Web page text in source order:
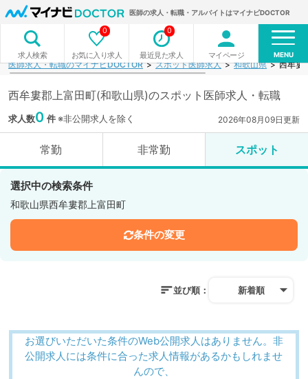
医師の求人・転職・アルバイトはマイナビDOCTOR
求人検索 お気に入り求人
0
最近見た求人
0
マイページ MENU
医師求人・転職のマイナビDOCTOR スポット医師求人 和歌山県 西牟婁
西牟婁郡上富田町(和歌山県)のスポット医師求人・転職
求人数0 件※非公開求人を除く 2026年08月09日更新
常勤 非常勤 スポット
選択中の検索条件
和歌山県西牟婁郡上富田町
条件の変更
並び順： 新着順
お選びいただいた条件のWeb公開求人はありません。非
公開求人には条件に合った求人情報があるかもしれませ
んので、